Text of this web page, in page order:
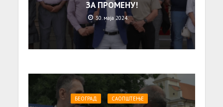
ЗА ПРОМЕНУ!
30. маја 2024.
БЕОГРАД САОПШТЕЊE